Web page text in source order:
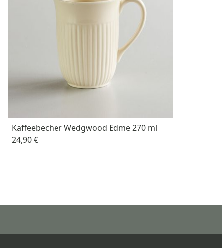
Kaffeebecher Wedgwood Edme 270 ml
24,90 €